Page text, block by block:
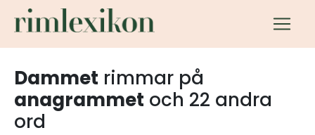
Dammet rimmar på
anagrammet och 22 andra
ord